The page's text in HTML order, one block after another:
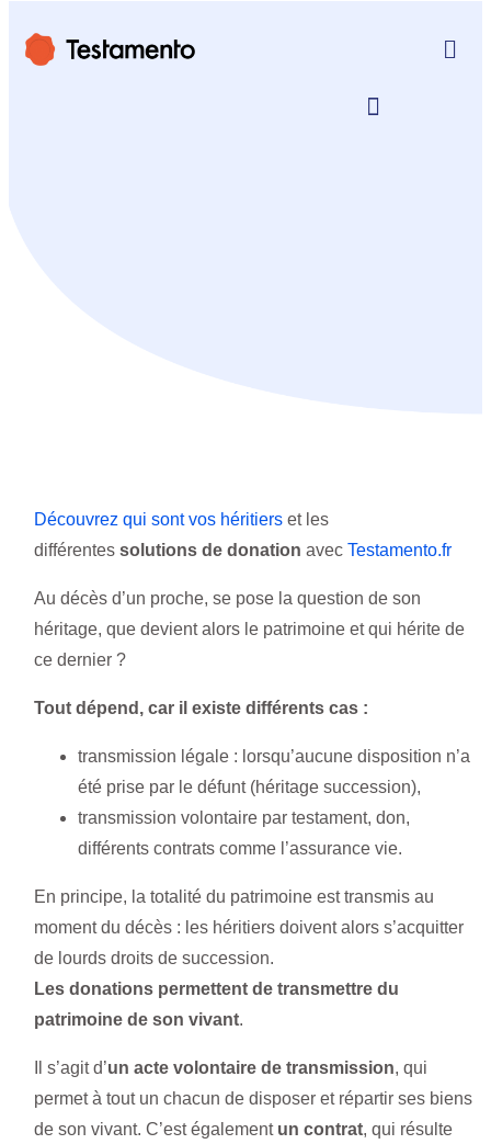
Découvrez qui sont vos héritiers et les
différentes solutions de donation avec Testamento.fr
Au décès d’un proche, se pose la question de son
héritage, que devient alors le patrimoine et qui hérite de
ce dernier ?
Tout dépend, car il existe différents cas :
transmission légale : lorsqu’aucune disposition n’a
été prise par le défunt (héritage succession),
transmission volontaire par testament, don,
différents contrats comme l’assurance vie.
En principe, la totalité du patrimoine est transmis au
moment du décès : les héritiers doivent alors s’acquitter
de lourds droits de succession.
Les donations permettent de transmettre du
patrimoine de son vivant.
Il s’agit d’un acte volontaire de transmission, qui
permet à tout un chacun de disposer et répartir ses biens
de son vivant. C’est également un contrat, qui résulte